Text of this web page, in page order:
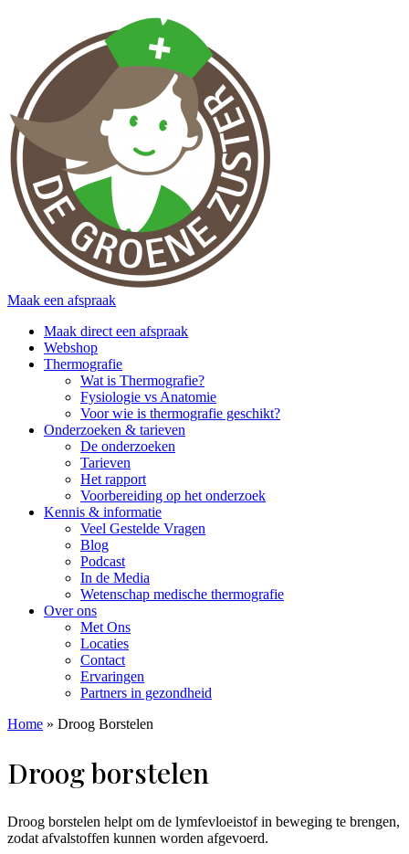
Maak een afspraak
Maak direct een afspraak
Webshop
Thermografie
Wat is Thermografie?
Fysiologie vs Anatomie
Voor wie is thermografie geschikt?
Onderzoeken & tarieven
De onderzoeken
Tarieven
Het rapport
Voorbereiding op het onderzoek
Kennis & informatie
Veel Gestelde Vragen
Blog
Podcast
In de Media
Wetenschap medische thermografie
Over ons
Met Ons
Locaties
Contact
Ervaringen
Partners in gezondheid
Home » Droog Borstelen
Droog borstelen
Droog borstelen helpt om de lymfevloeistof in beweging te brengen,
zodat afvalstoffen kunnen worden afgevoerd.